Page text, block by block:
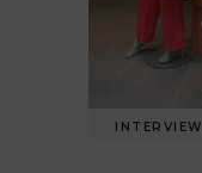
INTERVIEW